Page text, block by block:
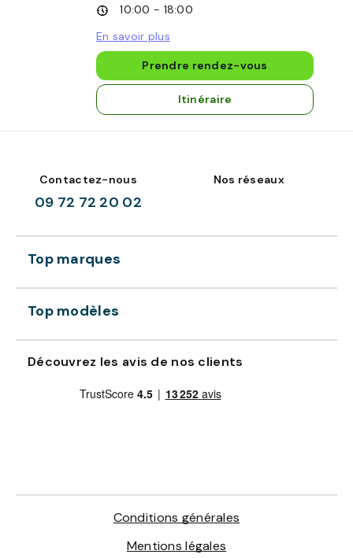
10:00 - 18:00
En savoir plus
Prendre rendez-vous
Itinéraire
Contactez-nous
09 72 72 20 02
Nos réseaux
Top marques
Top modèles
Découvrez les avis de nos clients
Conditions générales
Mentions légales